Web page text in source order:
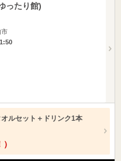
ったり館)
市
オルセット＋ドリンク1本